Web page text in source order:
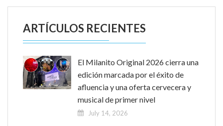
ARTÍCULOS RECIENTES
El Milanito Original 2026 cierra una
edición marcada por el éxito de
afluencia y una oferta cervecera y
musical de primer nivel
July 14, 2026